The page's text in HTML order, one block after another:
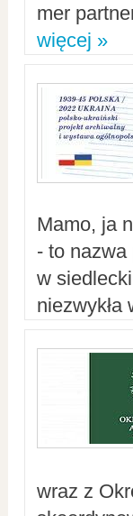
mer
więcej »
Mamo, ja
- to
w
niezwykła
wraz z